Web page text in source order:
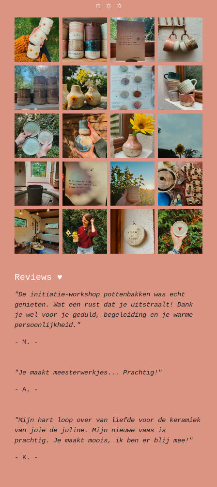
☼ ☼ ☼
Reviews ♥
"De initiatie-workshop pottenbakken was echt
genieten. Wat een rust dat je uitstraalt! Dank
je wel voor je geduld, begeleiding en je warme
persoonlijkheid."
- M. -
"Je maakt meesterwerkjes... Prachtig!"
- A. -
"Mijn hart loop over van liefde voor de keramiek
van joie de juline. Mijn nieuwe vaas is
prachtig. Je maakt moois, ik ben er blij mee!"
- K. -